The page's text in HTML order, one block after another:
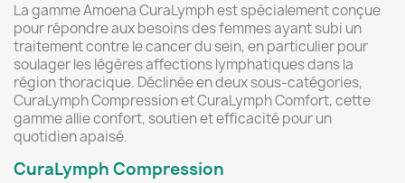
La gamme Amoena CuraLymph est spécialement conçue
pour répondre aux besoins des femmes ayant subi un
traitement contre le cancer du sein, en particulier pour
soulager les légères affections lymphatiques dans la
région thoracique. Déclinée en deux sous-catégories,
CuraLymph Compression et CuraLymph Comfort, cette
gamme allie confort, soutien et efficacité pour un
quotidien apaisé.
CuraLymph Compression